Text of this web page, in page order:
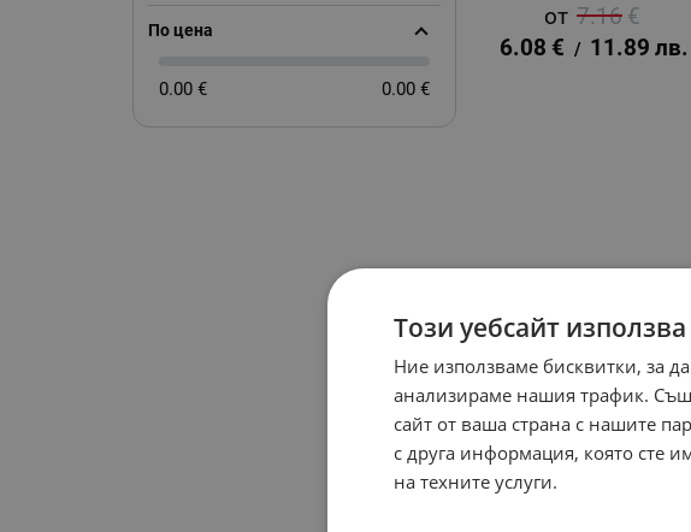
7.16 €
6.08 € / 11.89 лв.
По цена
0.00 € 0.00 €
Този уебсайт
Ние използваме бисквитки, за
анализираме нашия трафик.
сайт от ваша страна с нашите
с друга информация, която сте
на техните услуги.